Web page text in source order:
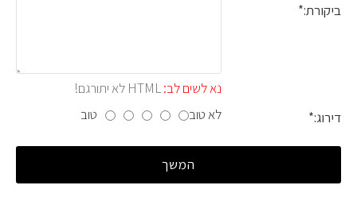
ביקורת:
נא לשים לב:
דירוג:
לא טוב טוב
המשך